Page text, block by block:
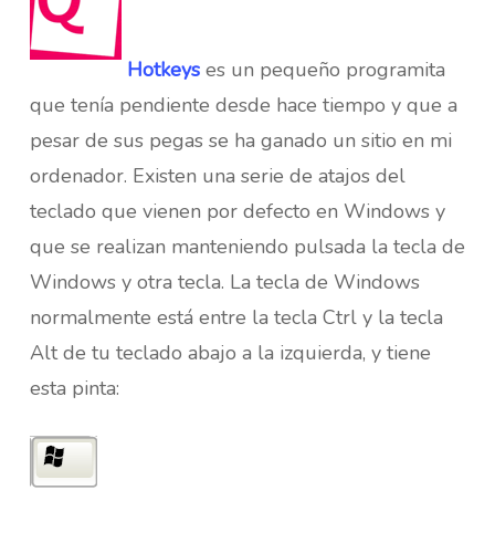
Hotkeyses un pequeño programita
que tenía pendiente desde hace tiempo y que a
pesar de sus pegas se ha ganado un sitio en mi
ordenador. Existen una serie de atajos del
teclado que vienen por defecto en Windows y
que se realizan manteniendo pulsada la tecla de
Windows y otra tecla. La tecla de Windows
normalmente está entre la tecla Ctrl y la tecla
Alt de tu teclado abajo a la izquierda, y tiene
esta pinta: